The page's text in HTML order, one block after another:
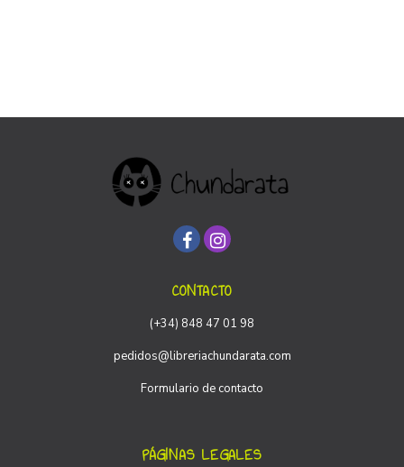
CONTACTO
(+34) 848 47 01 98
pedidos@libreriachundarata.com
Formulario de contacto
PÁGINAS LEGALES